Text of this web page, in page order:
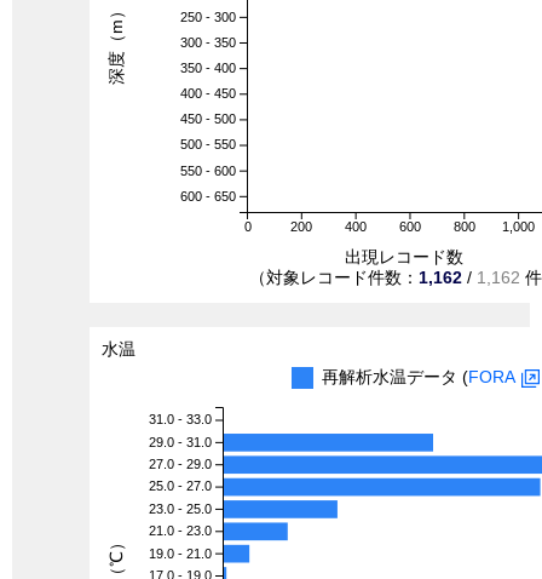
0 200 400 600 800 1,000
250 - 300
300 - 350
350 - 400
400 - 450
450 - 500
500 - 550
550 - 600
600 - 650
出現レコード数
（対象レコード件数： 1,162 / 1,162
深度（m）
水温
再解析水温データ (FORA
31.0 - 33.0
29.0 - 31.0
27.0 - 29.0
25.0 - 27.0
23.0 - 25.0
21.0 - 23.0
19.0 - 21.0
17.0 - 19.0